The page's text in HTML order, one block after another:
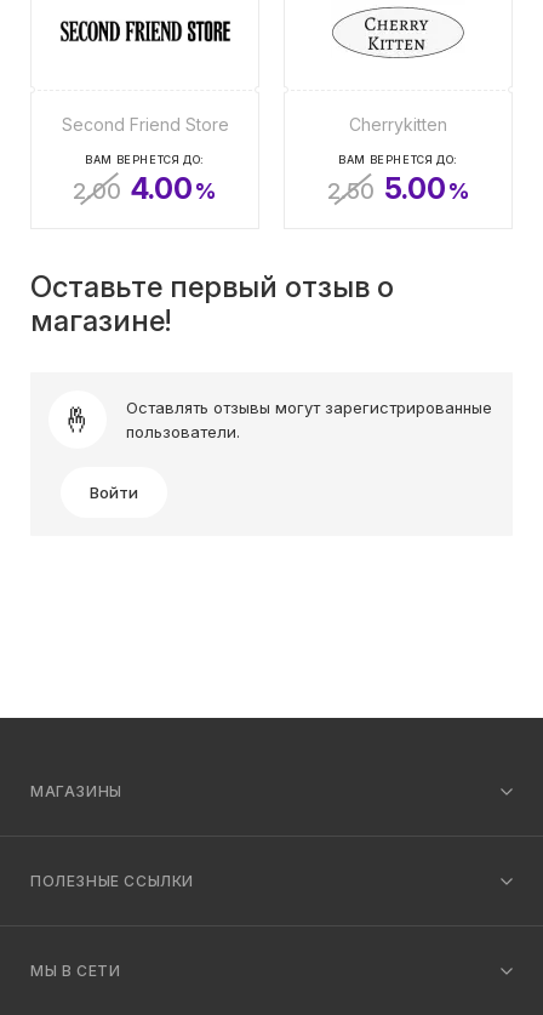
Second Friend Store
ВАМ ВЕРНЕТСЯ ДО:
2.00 4.00%
Cherrykitten
ВАМ ВЕРНЕТСЯ ДО:
2.50 5.00%
Оставьте первый отзыв о
магазине!
Оставлять отзывы могут зарегистрированные
пользователи.
Войти
МАГАЗИНЫ
ПОЛЕЗНЫЕ ССЫЛКИ
МЫ В СЕТИ